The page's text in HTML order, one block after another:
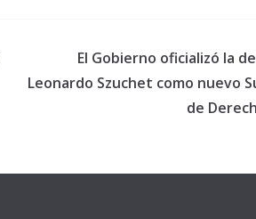
El Gobierno oficializó la
Leonardo Szuchet como nuevo
de